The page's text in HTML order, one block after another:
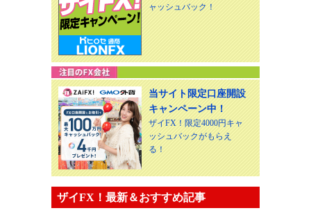
ャッシュバック！
当サイト限定口座開設
キャンペーン中！
ザイFX！限定4000円キャ
ッシュバックがもらえ
る！
ザイFX！最新＆おすすめ記事